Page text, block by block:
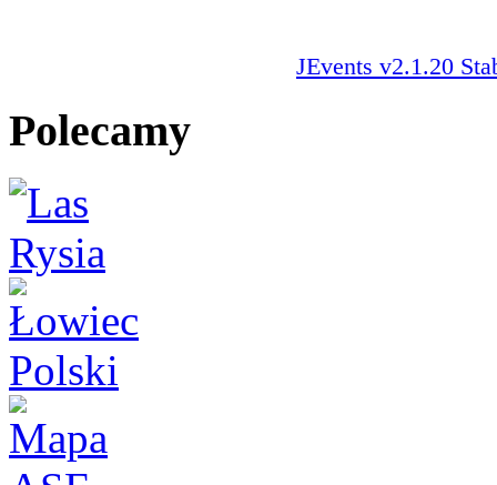
JEvents v2.1.20
Polecamy